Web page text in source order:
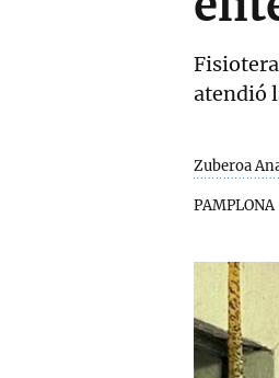
atendió
Zuberoa
PAMPLONA|